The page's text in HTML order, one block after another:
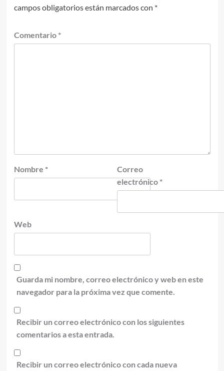
campos obligatorios están marcados con *
Comentario *
Nombre *
Correo
electrónico *
Web
Guarda mi nombre, correo electrónico y web en este
navegador para la próxima vez que comente.
Recibir un correo electrónico con los siguientes
comentarios a esta entrada.
Recibir un correo electrónico con cada nueva